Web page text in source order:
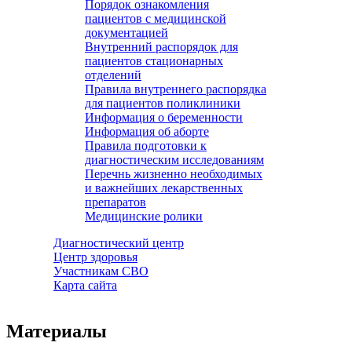
Порядок ознакомления
пациентов с медицинской
документацией
Внутренний распорядок для
пациентов стационарных
отделений
Правила внутреннего распорядка
для пациентов поликлиники
Информация о беременности
Информация об аборте
Правила подготовки к
диагностическим исследованиям
Перечнь жизненно необходимых
и важнейших лекарственных
препаратов
Медицинские ролики
Диагностический центр
Центр здоровья
Участникам СВО
Карта сайта
Материалы